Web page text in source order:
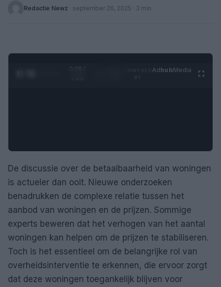
Redactie Newz · september 26, 2025 · 3 min
0:28 /
AdhubMedia
De discussie over de betaalbaarheid van woningen
is actueler dan ooit. Nieuwe onderzoeken
benadrukken de complexe relatie tussen het
aanbod van woningen en de prijzen. Sommige
experts beweren dat het verhogen van het aantal
woningen kan helpen om de prijzen te stabiliseren.
Toch is het essentieel om de belangrijke rol van
overheidsinterventie te erkennen, die ervoor zorgt
dat deze woningen toegankelijk blijven voor